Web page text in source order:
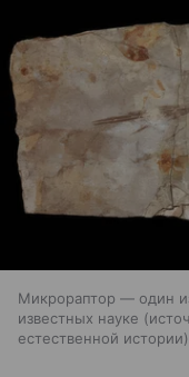
Микрораптор — один
известных науке
естественной истории